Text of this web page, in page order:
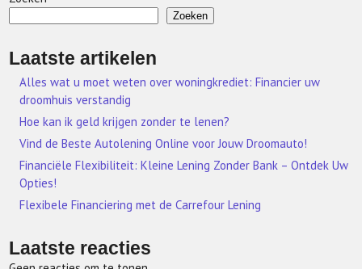
Zoeken
Laatste artikelen
Alles wat u moet weten over woningkrediet: Financier uw
droomhuis verstandig
Hoe kan ik geld krijgen zonder te lenen?
Vind de Beste Autolening Online voor Jouw Droomauto!
Financiële Flexibiliteit: Kleine Lening Zonder Bank – Ontdek Uw
Opties!
Flexibele Financiering met de Carrefour Lening
Laatste reacties